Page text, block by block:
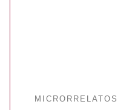
MICRORRELATOS